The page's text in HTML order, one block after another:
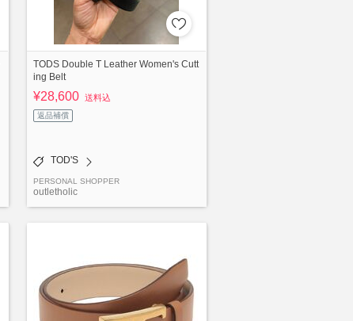
TODS Double T Leather Women's Cutt
ing Belt
¥28,600 送料込
返品補償
TOD'S
PERSONAL SHOPPER
outletholic